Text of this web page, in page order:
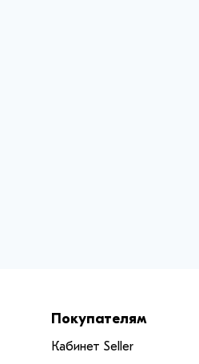
Покупателям
Кабинет Seller